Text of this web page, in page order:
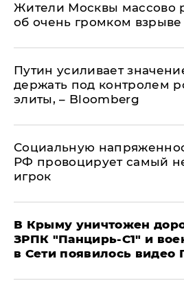
Жители Москвы массово
об очень громком взрыве
Путин усиливает
держать под контролем
элиты, – Bloomberg
Социальную
РФ провоцирует самый
игрок
В Крыму уничтожен
ЗРПК "Панцирь-С1" и
в Сети появилось видео